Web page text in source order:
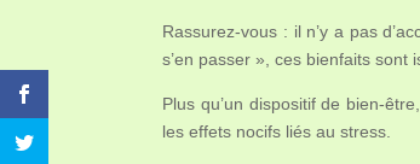
Rassurez-vous : il n’y a pas
s’en passer », ces bienfaits
Plus qu’un dispositif de bien-
les effets nocifs liés au stress.